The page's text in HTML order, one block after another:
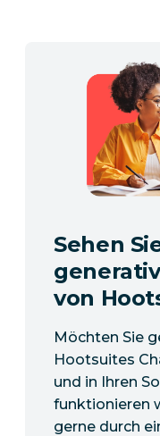
Sehen
von
Möchten Sie
Hootsuites
und in Ihren
funktionieren
gerne durch